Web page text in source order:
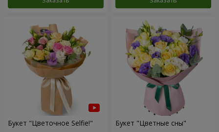
Букет "Цветочное Selfie!" Букет "Цветные сны"